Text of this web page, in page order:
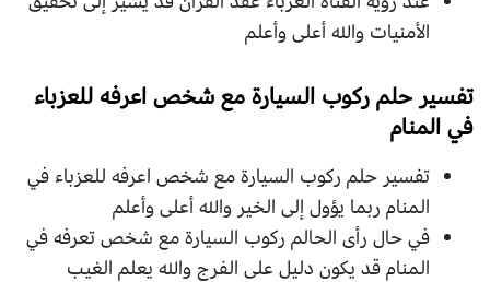
الأمنيات والله أعلى وأعلم
تفسير حلم ركوب السيارة مع شخص اعرفه للعزباء
في المنام
تفسير حلم ركوب السيارة مع شخص اعرفه للعزباء في
المنام ربما يؤول إلى الخير والله أعلى وأعلم
في حال رأى الحالم ركوب السيارة مع شخص تعرفه في
المنام قد يكون دليل على الفرج والله يعلم الغيب